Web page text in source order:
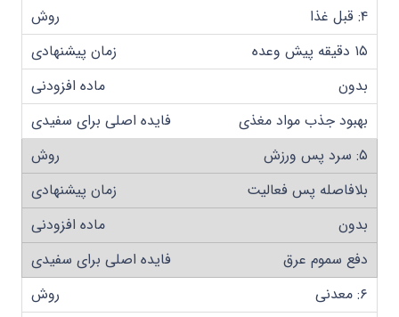
۴: قبل غذا
۱۵ دقیقه پیش وعده
بدون
بهبود جذب مواد مغذی
۵: سرد پس ورزش
بلافاصله پس فعالیت
بدون
دفع سموم عرق
۶: معدنی